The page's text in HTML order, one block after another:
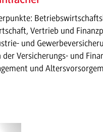
Vertrieb und
und
Versicherungs- und
und